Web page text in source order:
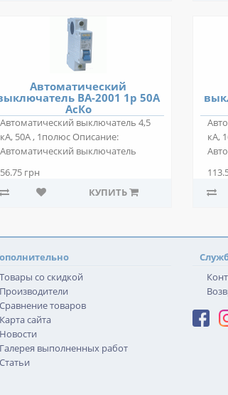
Автоматический
ВА-2001 1р 50А
АсКо
Автоматический выключатель 4,5
кА, 50А , 1полюс Описание:
Автоматический выключатель
56.75 грн
КУПИТЬ
кА,
Товары со скидкой
Производители
Сравнение товаров
Карта сайта
Новости
Галерея выполненных работ
Статьи